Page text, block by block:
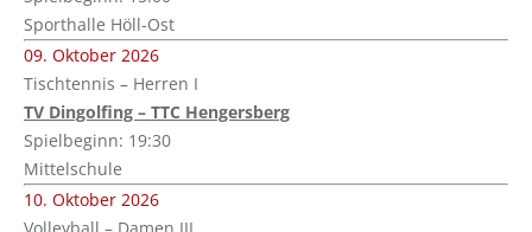
Sporthalle Höll-Ost
09. Oktober 2026
Tischtennis – Herren I
TV Dingolfing – TTC Hengersberg
Spielbeginn: 19:30
Mittelschule
10. Oktober 2026